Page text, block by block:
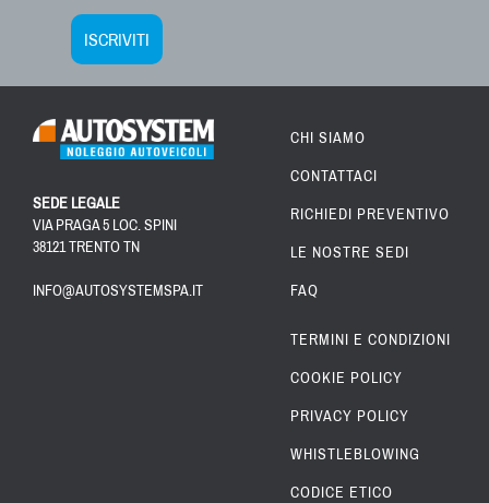
ISCRIVITI
SEDE LEGALE
VIA PRAGA 5 LOC. SPINI
38121 TRENTO TN
INFO@AUTOSYSTEMSPA.IT
CHI SIAMO
CONTATTACI
RICHIEDI PREVENTIVO
LE NOSTRE SEDI
FAQ
TERMINI E CONDIZIONI
COOKIE POLICY
PRIVACY POLICY
WHISTLEBLOWING
CODICE ETICO